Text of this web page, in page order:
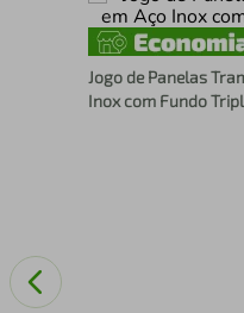
Jogo de Panelas
Inox com Fundo